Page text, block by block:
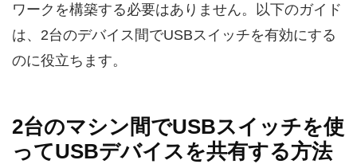
ワークを構築する必要はありません。以下のガイド
は、2台のデバイス間でUSBスイッチを有効にする
のに役立ちます。
2台のマシン間でUSBスイッチを使
ってUSBデバイスを共有する方法